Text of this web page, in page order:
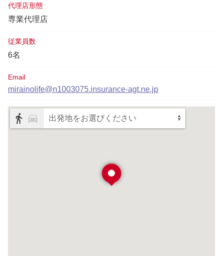
代理店形態
専業代理店
従業員数
6名
Email
mirainolife@n1003075.insurance-agt.ne.jp
出発地をお選びください